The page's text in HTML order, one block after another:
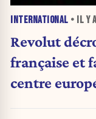
INTERNATIONAL • IL Y
Revolut
française et
centre